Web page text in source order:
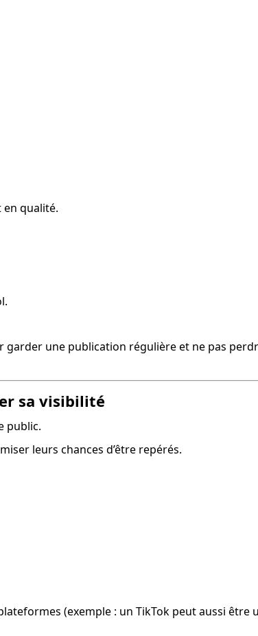
en qualité.
une publication régulière et ne pas
sa visibilité
public.
leurs chances d’être repérés.
(exemple : un TikTok peut aussi être